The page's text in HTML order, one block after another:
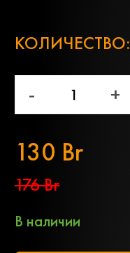
КОЛИЧЕСТВО:
- +
130 Br
176 Br
В наличии